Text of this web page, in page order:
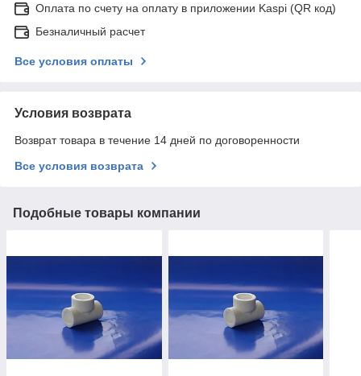
Оплата по счету на оплату в приложении Kaspi (QR код)
Безналичный расчет
Все условия оплаты
Условия возврата
Возврат товара в течение 14 дней по договоренности
Все условия возврата
Подобные товары компании